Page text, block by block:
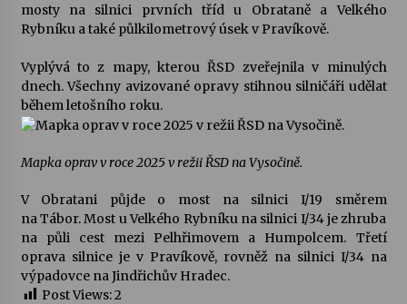
Letní koncerty ve Stromovce: Kolchoz a
28. 7. 2026
Votavžatský ploty
Letní koncerty ve Stromovce: Rufus Miller
22. 7. 2026
Vysočinka
mosty na silnici prvních tříd u Obrataně a Velkého
Rybníku a také půlkilometrový úsek v Pravíkově.
Vyplývá to z mapy, kterou ŘSD zveřejnila v minulých
dnech. Všechny avizované opravy stihnou silničáři udělat
během letošního roku.
Mapka oprav v roce 2025 v režii ŘSD na Vysočině.
V Obratani půjde o most na silnici I/19 směrem
na Tábor. Most u Velkého Rybníku na silnici I/34 je zhruba
na půli cest mezi Pelhřimovem a Humpolcem. Třetí
oprava silnice je v Pravíkově, rovněž na silnici I/34 na
výpadovce na Jindřichův Hradec.
Post Views:2